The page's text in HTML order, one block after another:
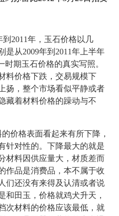
2011年，玉石价格以几
是从2009年到2011年上半年
时期玉石价格的真实写照。
料价格下跌，交易规模下
扬，整个市场看似平静或者
藏着材料价格的躁动与不
价格表面看起来有所下降，
针对性的。下降最大的就是
材料因供应量大，材质差而
作品是消费品，本不属于收
们还没有来得及认清或者说
和田玉，价格就鸡犬升天，
次材料的价格应该最低，就